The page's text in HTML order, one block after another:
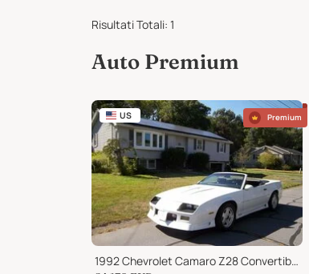
Risultati Totali: 1
Auto Premium
US Premium
1992 Chevrolet Camaro Z28 Convertible